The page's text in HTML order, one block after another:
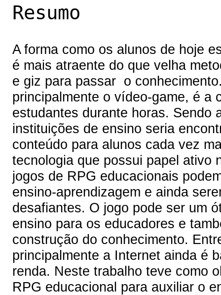
Resumo
A forma como os alunos de hoje
é mais atraente do que velha
e giz para passar o
principalmente o vídeo-game, é a
estudantes durante horas. Sendo
instituições de ensino seria
conteúdo para alunos cada vez
tecnologia que possui papel ativo
jogos de RPG educacionais
ensino-aprendizagem e ainda
desafiantes. O jogo pode ser um
ensino para os educadores e
construção do conhecimento.
principalmente a Internet ainda é
renda. Neste trabalho teve como
RPG educacional para auxiliar o